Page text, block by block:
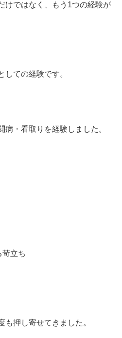
けではなく、もう1つの経験が
しての経験です。
・看取りを経験しました。
立ち
も押し寄せてきました。